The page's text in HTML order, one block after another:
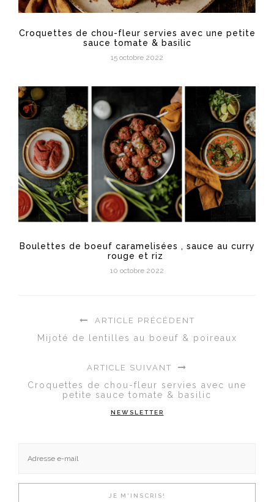
Croquettes de chou-fleur servies avec une petite
sauce tomate & basilic
15 octobre 2022
Boulettes de boeuf caramelisées , sauce au curry
rouge et riz
10 octobre 2022
ARTICLE PRÉCÉDENT
Mijoté de lentilles au boeuf & poireaux
ARTICLE SUIVANT
Croquettes de chou-fleur servies avec une
petite sauce tomate & basilic
NEWSLETTER